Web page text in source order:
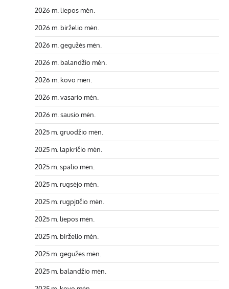
2026 m. liepos mėn.
2026 m. birželio mėn.
2026 m. gegužės mėn.
2026 m. balandžio mėn.
2026 m. kovo mėn.
2026 m. vasario mėn.
2026 m. sausio mėn.
2025 m. gruodžio mėn.
2025 m. lapkričio mėn.
2025 m. spalio mėn.
2025 m. rugsėjo mėn.
2025 m. rugpjūčio mėn.
2025 m. liepos mėn.
2025 m. birželio mėn.
2025 m. gegužės mėn.
2025 m. balandžio mėn.